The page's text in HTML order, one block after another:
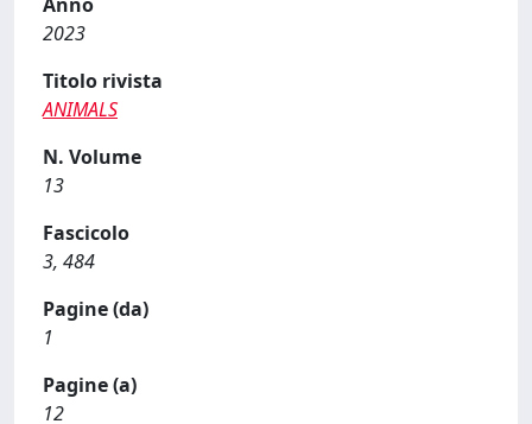
2023
Titolo rivista
ANIMALS
N. Volume
13
Fascicolo
3, 484
Pagine (da)
1
Pagine (a)
12